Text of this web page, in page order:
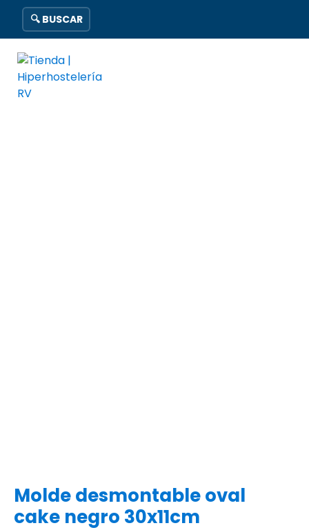
🔍 BUSCAR
Molde desmontable oval
cake negro 30x11cm